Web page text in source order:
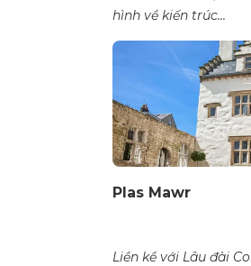
hình về kiến trúc...
Plas Mawr
Liền kề với Lâu đài